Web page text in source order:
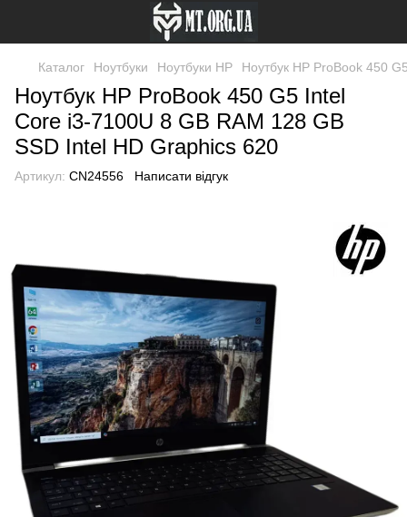
Каталог Ноутбуки Ноутбуки HP Ноутбук HP ProBook 450
Ноутбук HP ProBook 450 G5 Intel
Core i3-7100U 8 GB RAM 128 GB
SSD Intel HD Graphics 620
Артикул: CN24556 Написати відгук